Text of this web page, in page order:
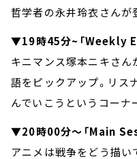
哲学者の永井玲衣さんが
▼19時45分~「Weekly
キニマンス塚本ニキさ
語をピックアップ。リス
んでいこうというコーナ
▼20時00分～「Main
アニメは戦争をどう描い